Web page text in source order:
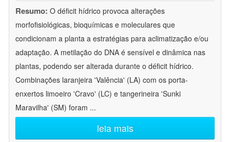
Resumo: O déficit hídrico provoca alterações
morfofisiológicas, bioquímicas e moleculares que
condicionam a planta a estratégias para aclimatização e/ou
adaptação. A metilação do DNA é sensível e dinâmica nas
plantas, podendo ser alterada durante o déficit hídrico.
Combinações laranjeira 'Valência' (LA) com os porta-
enxertos limoeiro 'Cravo' (LC) e tangerineira 'Sunki
Maravilha' (SM) foram ...
leia mais